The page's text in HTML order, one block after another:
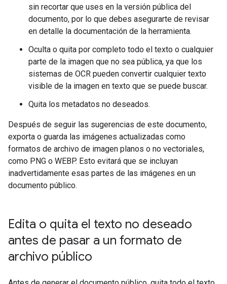
sin recortar que uses en la versión pública del
documento, por lo que debes asegurarte de revisar
en detalle la documentación de la herramienta.
Oculta o quita por completo todo el texto o cualquier
parte de la imagen que no sea pública, ya que los
sistemas de OCR pueden convertir cualquier texto
visible de la imagen en texto que se puede buscar.
Quita los metadatos no deseados.
Después de seguir las sugerencias de este documento,
exporta o guarda las imágenes actualizadas como
formatos de archivo de imagen planos o no vectoriales,
como PNG o WEBP. Esto evitará que se incluyan
inadvertidamente esas partes de las imágenes en un
documento público.
Edita o quita el texto no deseado
antes de pasar a un formato de
archivo público